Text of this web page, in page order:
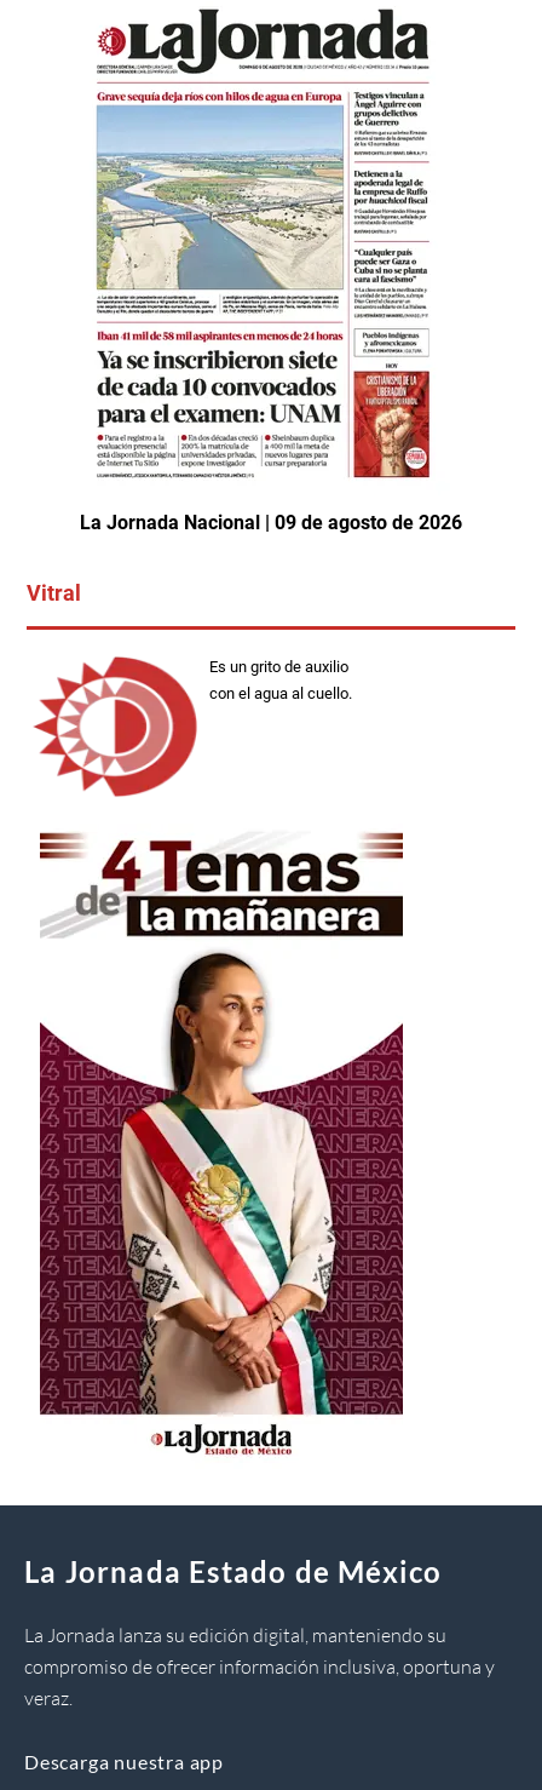
La Jornada Nacional | 09 de agosto de 2026
Vitral
Es un grito de auxilio
con el agua al cuello.
La Jornada Estado de México
La Jornada lanza su edición digital, manteniendo su
compromiso de ofrecer información inclusiva, oportuna y
veraz.
Descarga nuestra app